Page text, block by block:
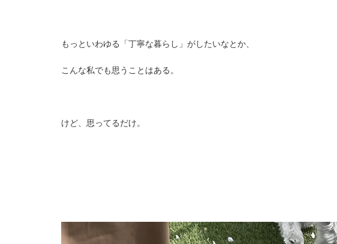
もっといわゆる「丁寧な暮らし」がしたいなとか、
こんな私でも思うことはある。
けど、思ってるだけ。